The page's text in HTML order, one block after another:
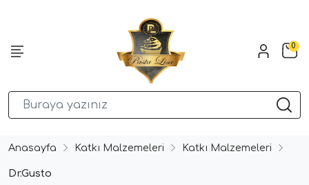
0
Anasayfa Katkı Malzemeleri Katkı Malzemeleri
Dr.Gusto